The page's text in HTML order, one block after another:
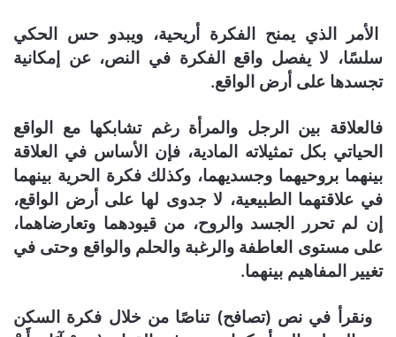
الأمر الذي يمنح الفكرة أريحية، ويبدو حس الحكي
سلسًا، لا يفصل واقع الفكرة في النص، عن إمكانية
تجسدها على أرض الواقع.
فالعلاقة بين الرجل والمرأة رغم تشابكها مع الواقع
الحياتي بكل تمثيلاته المادية، فإن الأساس في العلاقة
بينهما بروحيهما وجسديهما، وكذلك فكرة الحرية بينهما
في علاقتهما الطبيعية، لا جدوى لها على أرض الواقع،
إن لم تحرر الجسد والروح، من قيودهما وتعارضاهما،
على مستوى العاطفة والرغبة والحلم والواقع وحتى في
تغيير المفاهيم بينهما.
ونقرأ في نص (تصافح) تناصًا من خلال فكرة السكن